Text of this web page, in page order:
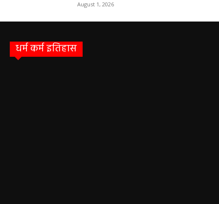
August 1, 2026
धर्म कर्म इतिहास